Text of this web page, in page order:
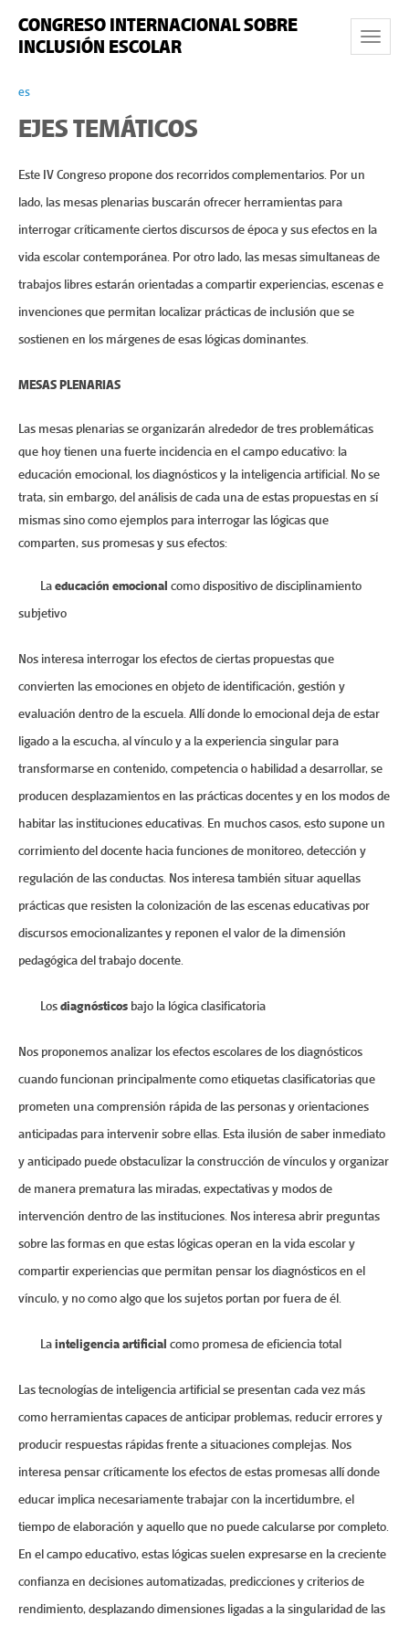
Toggle
CONGRESO INTERNACIONAL SOBRE
INCLUSIÓN ESCOLAR
es
EJES TEMÁTICOS
Este IV Congreso propone dos recorridos complementarios. Por un
lado, las mesas plenarias buscarán ofrecer herramientas para
interrogar críticamente ciertos discursos de época y sus efectos en la
vida escolar contemporánea. Por otro lado, las mesas simultaneas de
trabajos libres estarán orientadas a compartir experiencias, escenas e
invenciones que permitan localizar prácticas de inclusión que se
sostienen en los márgenes de esas lógicas dominantes.
MESAS PLENARIAS
Las mesas plenarias se organizarán alrededor de tres problemáticas
que hoy tienen una fuerte incidencia en el campo educativo: la
educación emocional, los diagnósticos y la inteligencia artificial. No se
trata, sin embargo, del análisis de cada una de estas propuestas en sí
mismas sino como ejemplos para interrogar las lógicas que
comparten, sus promesas y sus efectos:
La educación emocional como dispositivo de disciplinamiento
subjetivo
Nos interesa interrogar los efectos de ciertas propuestas que
convierten las emociones en objeto de identificación, gestión y
evaluación dentro de la escuela. Allí donde lo emocional deja de estar
ligado a la escucha, al vínculo y a la experiencia singular para
transformarse en contenido, competencia o habilidad a desarrollar, se
producen desplazamientos en las prácticas docentes y en los modos de
habitar las instituciones educativas. En muchos casos, esto supone un
corrimiento del docente hacia funciones de monitoreo, detección y
regulación de las conductas. Nos interesa también situar aquellas
prácticas que resisten la colonización de las escenas educativas por
discursos emocionalizantes y reponen el valor de la dimensión
pedagógica del trabajo docente.
Los diagnósticos bajo la lógica clasificatoria
Nos proponemos analizar los efectos escolares de los diagnósticos
cuando funcionan principalmente como etiquetas clasificatorias que
prometen una comprensión rápida de las personas y orientaciones
anticipadas para intervenir sobre ellas. Esta ilusión de saber inmediato
y anticipado puede obstaculizar la construcción de vínculos y organizar
de manera prematura las miradas, expectativas y modos de
intervención dentro de las instituciones. Nos interesa abrir preguntas
sobre las formas en que estas lógicas operan en la vida escolar y
compartir experiencias que permitan pensar los diagnósticos en el
vínculo, y no como algo que los sujetos portan por fuera de él.
La inteligencia artificial como promesa de eficiencia total
Las tecnologías de inteligencia artificial se presentan cada vez más
como herramientas capaces de anticipar problemas, reducir errores y
producir respuestas rápidas frente a situaciones complejas. Nos
interesa pensar críticamente los efectos de estas promesas allí donde
educar implica necesariamente trabajar con la incertidumbre, el
tiempo de elaboración y aquello que no puede calcularse por completo.
En el campo educativo, estas lógicas suelen expresarse en la creciente
confianza en decisiones automatizadas, predicciones y criterios de
rendimiento, desplazando dimensiones ligadas a la singularidad de las